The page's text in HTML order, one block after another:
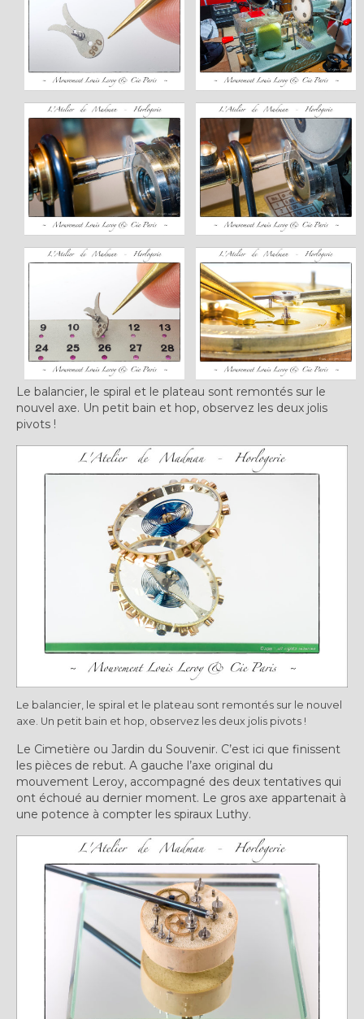
Le balancier, le spiral et le plateau sont remontés sur le
nouvel axe. Un petit bain et hop, observez les deux jolis
pivots !
Le balancier, le spiral et le plateau sont remontés sur le nouvel
axe. Un petit bain et hop, observez les deux jolis pivots !
Le Cimetière ou Jardin du Souvenir. C’est ici que finissent
les pièces de rebut. A gauche l’axe original du
mouvement Leroy, accompagné des deux tentatives qui
ont échoué au dernier moment. Le gros axe appartenait à
une potence à compter les spiraux Luthy.